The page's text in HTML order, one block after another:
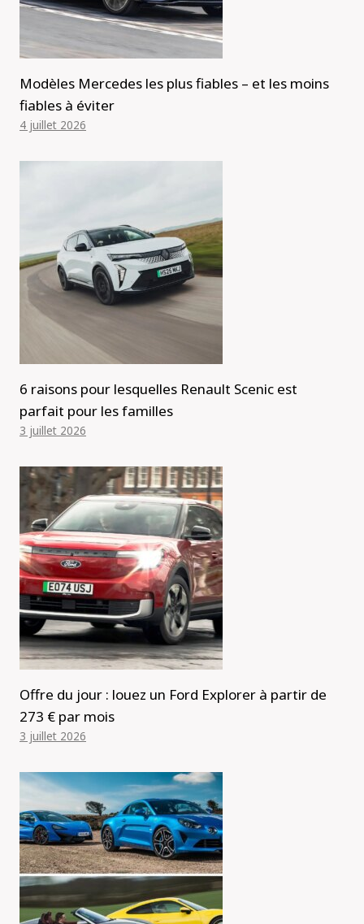
Modèles Mercedes les plus fiables – et les moins
fiables à éviter
4 juillet 2026
6 raisons pour lesquelles Renault Scenic est
parfait pour les familles
3 juillet 2026
Offre du jour : louez un Ford Explorer à partir de
273 € par mois
3 juillet 2026